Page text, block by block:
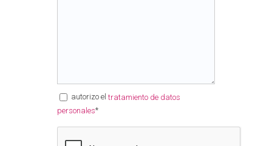
autorizo eltratamiento de datos
personales*